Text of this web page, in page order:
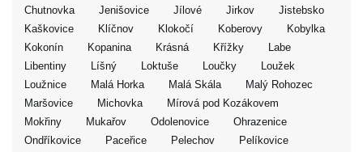
Chutnovka
Jenišovice Jílové Jirkov
Jistebsko
Kaškovice
Klíčnov Klokočí Koberovy
Kobylka
Kokonín
Kopanina Krásná Křížky
Labe
Libentiny
Líšný Loktuše Loučky
Loužek
Loužnice
Malá Horka Malá Skála
Malý Rohozec
Maršovice
Michovka
Mírová pod Kozákovem
Mokřiny
Mukařov Odolenovice
Ohrazenice
Ondříkovice
Paceřice Pelechov
Pelíkovice